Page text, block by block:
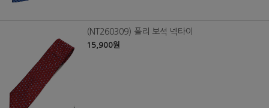
(NT260309) 폴리 보석 넥타이
15,900원